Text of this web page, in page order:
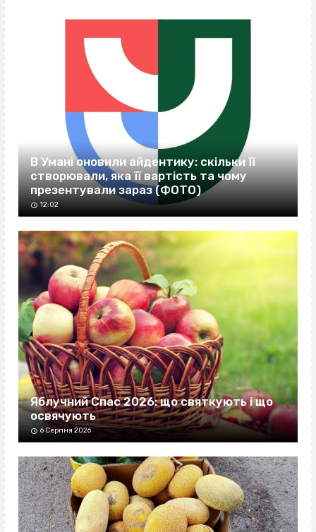
В Умані оновили айдентику: скільки її
створювали, яка її вартість та чому
презентували зараз (ФОТО)
12:02
Яблучний Спас 2026: що святкують і що
освячують
6 Серпня 2026